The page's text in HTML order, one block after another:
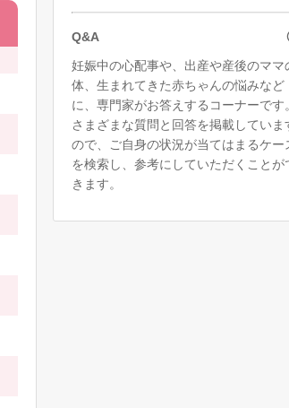
Q&A
妊娠中の心配事や、出産や産後のママ
体、生まれてきた赤ちゃんの悩みなど
に、専門家がお答えするコーナーです。
さまざまな質問と回答を掲載していま
ので、ご自身の状況が当てはまるケー
を検索し、参考にしていただくことが
きます。